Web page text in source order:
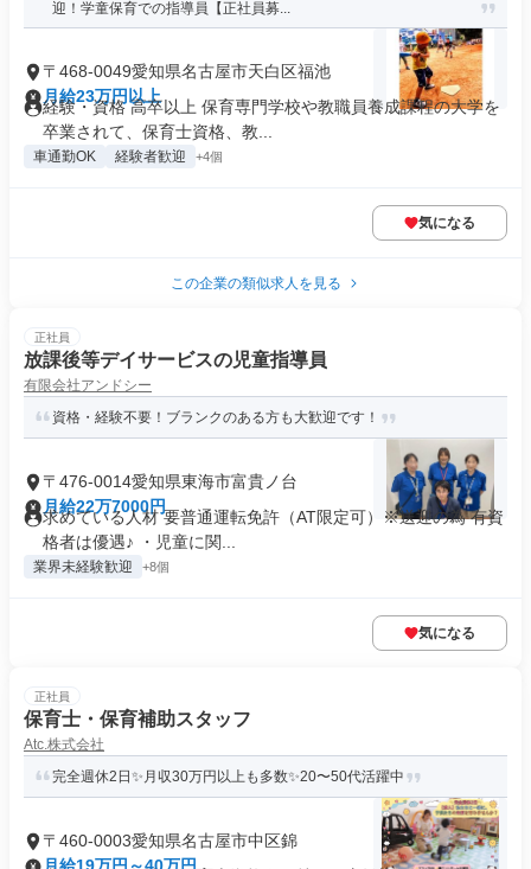
迎！学童保育での指導員【正社員募...
〒468-0049愛知県名古屋市天白区福池
月給23万円以上
経験・資格 高卒以上 保育専門学校や教職員養成課程の大学を
卒業されて、保育士資格、教...
車通勤OK 経験者歓迎 +4個
気になる
この企業の類似求人を見る
正社員
放課後等デイサービスの児童指導員
有限会社アンドシー
資格・経験不要！ブランクのある方も大歓迎です！
〒476-0014愛知県東海市富貴ノ台
月給22万7000円
求めている人材 要普通運転免許（AT限定可）※送迎の為 有資
格者は優遇♪ ・児童に関...
業界未経験歓迎 +8個
気になる
正社員
保育士・保育補助スタッフ
Atc.株式会社
完全週休2日✨月収30万円以上も多数✨20〜50代活躍中
〒460-0003愛知県名古屋市中区錦